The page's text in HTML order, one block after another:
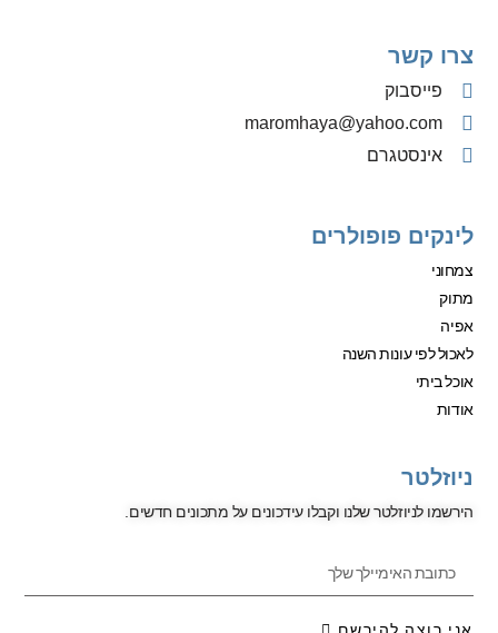
צרו קשר
פייסבוק
‫maromhaya@yahoo.com
אינסטגרם
לינקים פופולרים
צמחוני
מתוק
אפיה
לאכול לפי עונות השנה
אוכל ביתי
אודות
ניוזלטר
הירשמו לניוזלטר שלנו וקבלו עידכונים על מתכונים חדשים.
אני רוצה להירשם